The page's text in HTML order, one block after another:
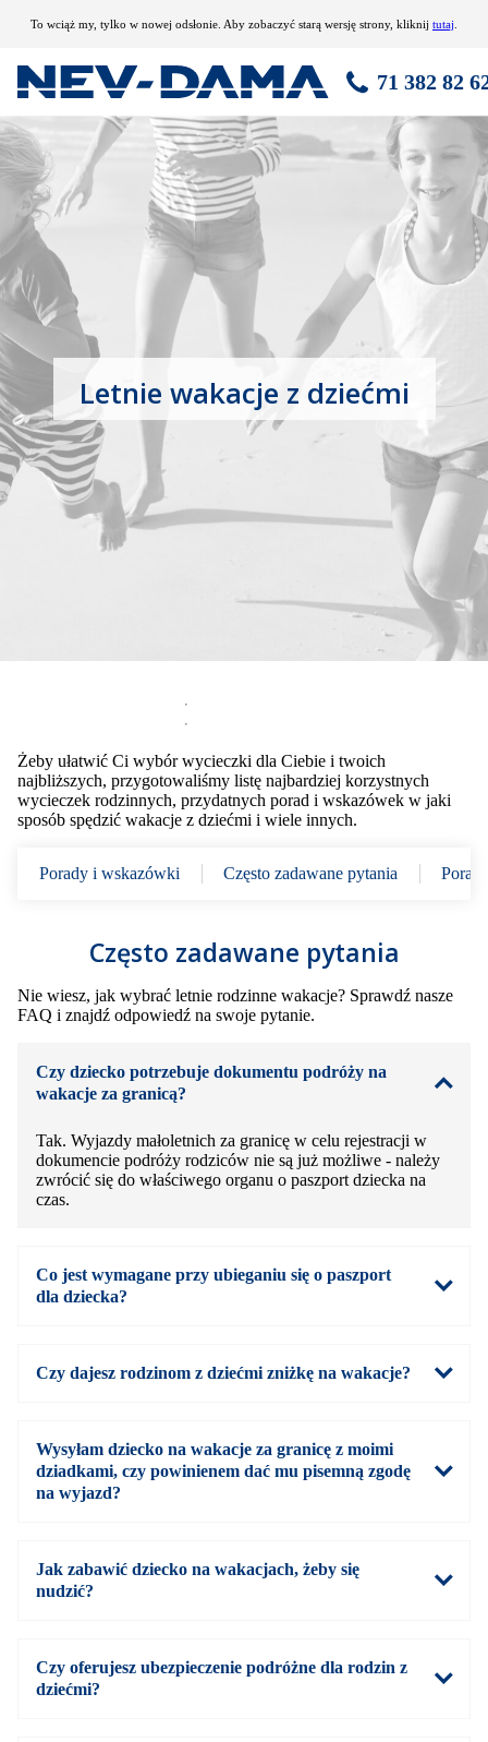
To wciąż my, tylko w nowej odsłonie. Aby zobaczyć starą wersję strony, kliknij tutaj
71 382 82
Letnie wakacje z dziećmi
Żeby ułatwić Ci wybór wycieczki dla Ciebie i twoich
najbliższych, przygotowaliśmy listę najbardziej korzystnych
wycieczek rodzinnych, przydatnych porad i wskazówek w jaki
sposób spędzić wakacje z dziećmi i wiele innych.
Porady i wskazówki Często zadawane pytania
Często zadawane pytania
Nie wiesz, jak wybrać letnie rodzinne wakacje? Sprawdź nasze
FAQ i znajdź odpowiedź na swoje pytanie.
Czy dziecko potrzebuje dokumentu podróży na
wakacje za granicą?
Tak. Wyjazdy małoletnich za granicę w celu rejestracji w
dokumencie podróży rodziców nie są już możliwe - należy
zwrócić się do właściwego organu o paszport dziecka na
czas.
Co jest wymagane przy ubieganiu się o paszport
dla dziecka?
Czy dajesz rodzinom z dziećmi zniżkę na wakacje?
Wysyłam dziecko na wakacje za granicę z moimi
dziadkami, czy powinienem dać mu pisemną zgodę
na wyjazd?
Jak zabawić dziecko na wakacjach, żeby się
nudzić?
Czy oferujesz ubezpieczenie podróżne dla rodzin z
dziećmi?